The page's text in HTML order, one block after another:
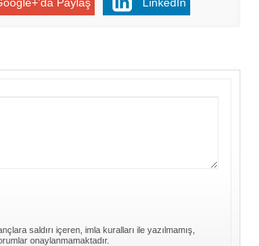
saldırı içeren, imla kuralları ile yazılmamış,
onaylanmamaktadır.